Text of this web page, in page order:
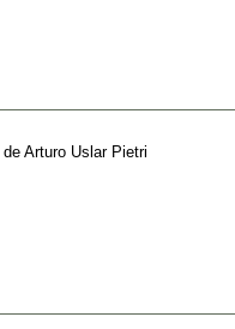
de Arturo Uslar Pietri